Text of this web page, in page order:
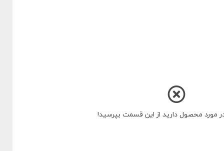
مورد محصول دارید از این قسمت بپرسید!